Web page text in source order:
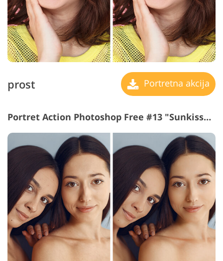
prost Portretna akcija
Portret Action Photoshop Free #13 "Sunkissed"